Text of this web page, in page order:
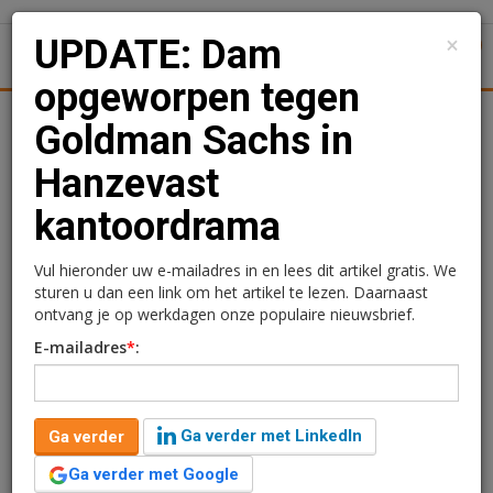
Nieuws Uitgelicht Achtergronden Woningmarkt
UPDATE: Dam
opgeworpen tegen
Goldman Sachs in
Hanzevast kantoordrama
1 reacties
​Goldman Sachs, de verwachte nieuwe eigenaar van de
hypotheeklening van het Hanzevast Fusiefonds, kan de
×
UPDATE: Dam
opgeworpen tegen
Goldman Sachs in
Hanzevast
kantoordrama
Vul hieronder uw e-mailadres in en lees dit artikel gratis. We
sturen u dan een link om het artikel te lezen. Daarnaast
ontvang je op werkdagen onze populaire nieuwsbrief.
E-mailadres*:
Ga verder
Ga verder met LinkedIn
Ga verder met Google